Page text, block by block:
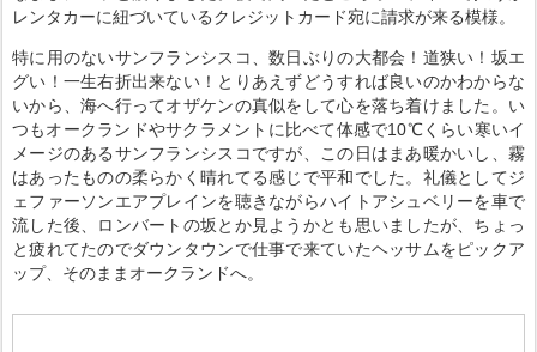
レンタカーに紐づいているクレジットカード宛に請求が来る模様。
特に用のないサンフランシスコ、数日ぶりの大都会！道狭い！坂エ
グい！一生右折出来ない！とりあえずどうすれば良いのかわからな
いから、海へ行ってオザケンの真似をして心を落ち着けました。い
つもオークランドやサクラメントに比べて体感で10℃くらい寒いイ
メージのあるサンフランシスコですが、この日はまあ暖かいし、霧
はあったものの柔らかく晴れてる感じで平和でした。礼儀としてジ
ェファーソンエアプレインを聴きながらハイトアシュベリーを車で
流した後、ロンバートの坂とか見ようかとも思いましたが、ちょっ
と疲れてたのでダウンタウンで仕事で来ていたヘッサムをピックア
ップ、そのままオークランドへ。